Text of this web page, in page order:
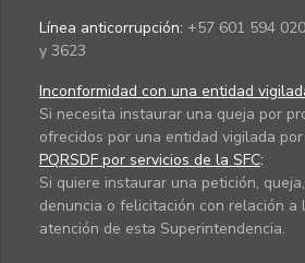
Línea anticorrupción: +57 601 594
y 3623
Inconformidad con una entidad
Si necesita instaurar una queja por
ofrecidos por una entidad vigilada por
PQRSDF por servicios de la SFC:
Si quiere instaurar una petición,
denuncia o felicitación con relación a
atención de esta Superintendencia.